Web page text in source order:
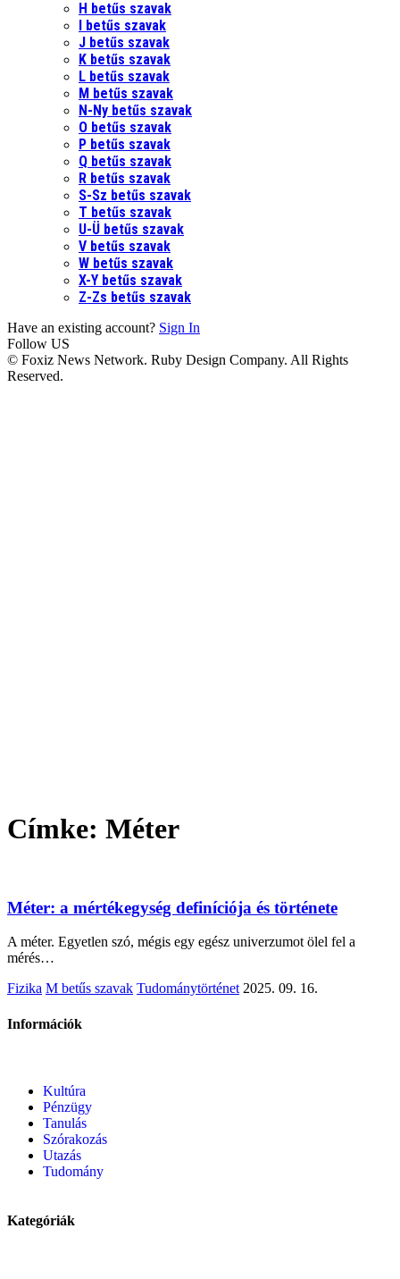
H betűs szavak
I betűs szavak
J betűs szavak
K betűs szavak
L betűs szavak
M betűs szavak
N-Ny betűs szavak
O betűs szavak
P betűs szavak
Q betűs szavak
R betűs szavak
S-Sz betűs szavak
T betűs szavak
U-Ü betűs szavak
V betűs szavak
W betűs szavak
X-Y betűs szavak
Z-Zs betűs szavak
Have an existing account? Sign In
Follow US
© Foxiz News Network. Ruby Design Company. All Rights
Reserved.
Címke: Méter
Méter: a mértékegység definíciója és története
A méter. Egyetlen szó, mégis egy egész univerzumot ölel fel a
mérés…
Fizika M betűs szavak Tudománytörténet 2025. 09. 16.
Információk
Kultúra
Pénzügy
Tanulás
Szórakozás
Utazás
Tudomány
Kategóriák